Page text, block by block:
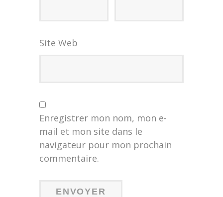
Site Web
Enregistrer mon nom, mon e-
mail et mon site dans le
navigateur pour mon prochain
commentaire.